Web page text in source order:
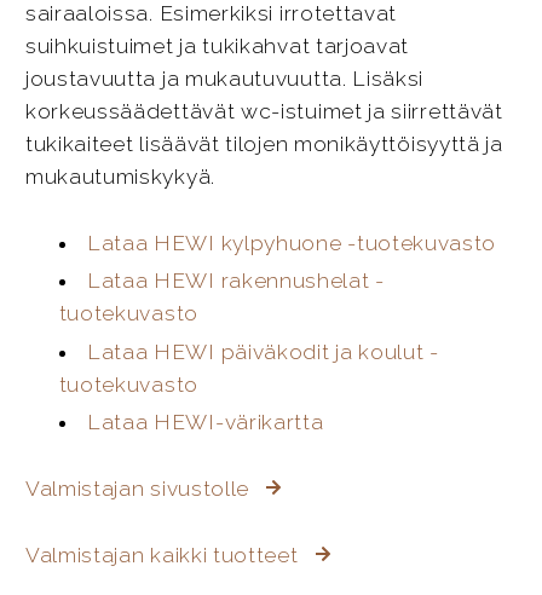
sairaaloissa. Esimerkiksi irrotettavat
suihkuistuimet ja tukikahvat tarjoavat
joustavuutta ja mukautuvuutta. Lisäksi
korkeussäädettävät wc-istuimet ja siirrettävät
tukikaiteet lisäävät tilojen monikäyttöisyyttä ja
mukautumiskykyä.
Lataa HEWI kylpyhuone -tuotekuvasto
Lataa HEWI rakennushelat -
tuotekuvasto
Lataa HEWI päiväkodit ja koulut -
tuotekuvasto
Lataa HEWI-värikartta
Valmistajan sivustolle
Valmistajan kaikki tuotteet